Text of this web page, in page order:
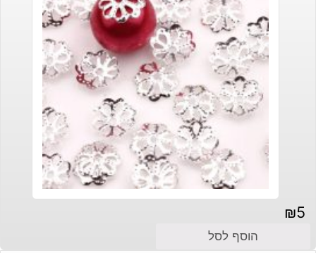
₪5
הוסף לסל